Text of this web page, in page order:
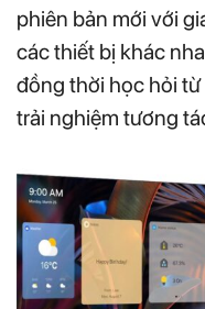
phiên bản mới với
các thiết bị khác
đồng thời học hỏi từ
trải nghiệm tương